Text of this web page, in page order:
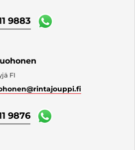
9883
FI
@rintajouppi.fi
9876